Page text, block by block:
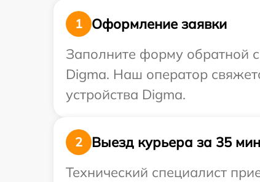
1
Оформление заявки
Заполните форму обратной
Digma. Наш оператор
устройства Digma.
2
Выезд курьера за 35
Технический специалист